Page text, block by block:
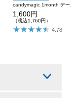
1,600円
（税込1,760円）
4.78